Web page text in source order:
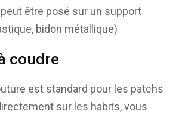
être posé sur un support
bidon métallique)
coudre
est standard pour les patchs
sur les habits, vous